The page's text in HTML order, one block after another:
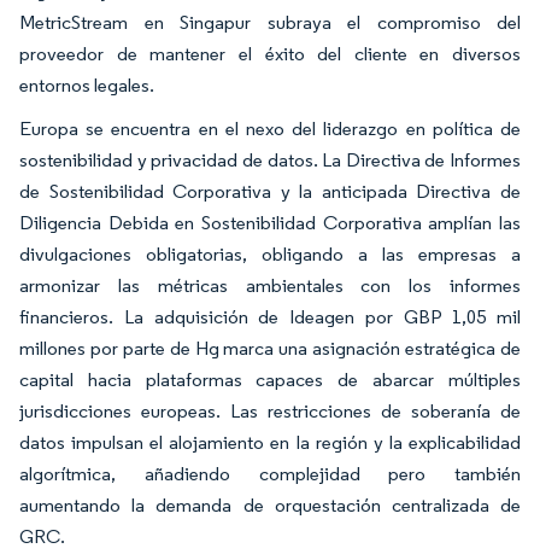
MetricStream en Singapur subraya el compromiso del
proveedor de mantener el éxito del cliente en diversos
entornos legales.
Europa se encuentra en el nexo del liderazgo en política de
sostenibilidad y privacidad de datos. La Directiva de Informes
de Sostenibilidad Corporativa y la anticipada Directiva de
Diligencia Debida en Sostenibilidad Corporativa amplían las
divulgaciones obligatorias, obligando a las empresas a
armonizar las métricas ambientales con los informes
financieros. La adquisición de Ideagen por GBP 1,05 mil
millones por parte de Hg marca una asignación estratégica de
capital hacia plataformas capaces de abarcar múltiples
jurisdicciones europeas. Las restricciones de soberanía de
datos impulsan el alojamiento en la región y la explicabilidad
algorítmica, añadiendo complejidad pero también
aumentando la demanda de orquestación centralizada de
GRC.